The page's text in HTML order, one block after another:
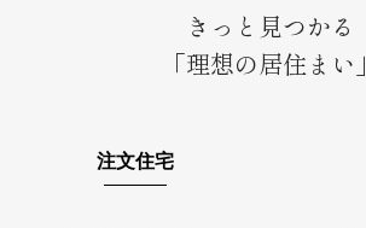
きっと見つかる
「理想の居住まい」
注文住宅